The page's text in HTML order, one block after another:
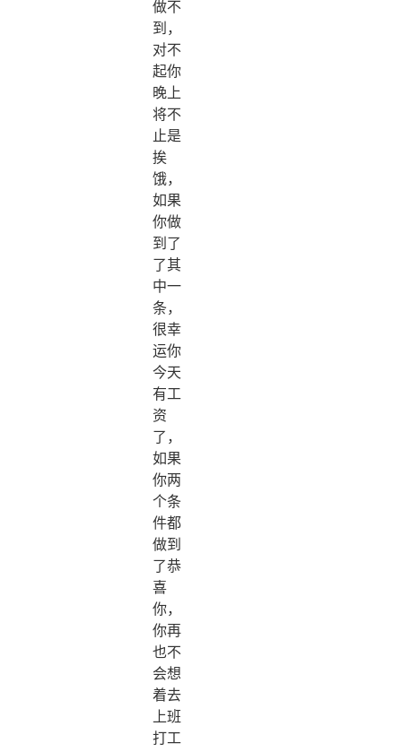
做不
到，
对不
起你
晚上
将不
止是
挨
饿，
如果
你做
到了
了其
中一
条，
很幸
运你
今天
有工
资
了，
如果
你两
个条
件都
做到
了恭
喜
你，
你再
也不
会想
着去
上班
打工